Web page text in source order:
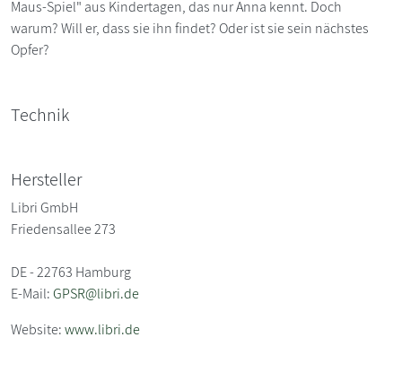
Maus-Spiel" aus Kindertagen, das nur Anna kennt. Doch
warum? Will er, dass sie ihn findet? Oder ist sie sein nächstes
Opfer?
Technik
Hersteller
Libri GmbH
Friedensallee 273
DE - 22763 Hamburg
E-Mail:GPSR@libri.de
Website:www.libri.de